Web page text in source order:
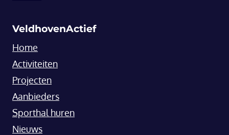
VeldhovenActief
Home
Activiteiten
Projecten
Aanbieders
Sporthal huren
Nieuws